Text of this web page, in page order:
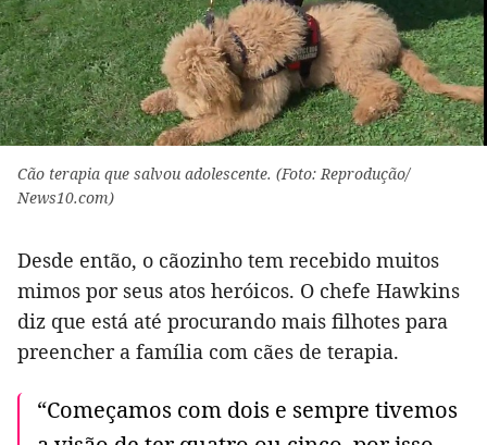
Cão terapia que salvou adolescente. (Foto: Reprodução/
News10.com)
Desde então, o cãozinho tem recebido muitos
mimos por seus atos heróicos. O chefe Hawkins
diz que está até procurando mais filhotes para
preencher a família com cães de terapia.
“Começamos com dois e sempre tivemos